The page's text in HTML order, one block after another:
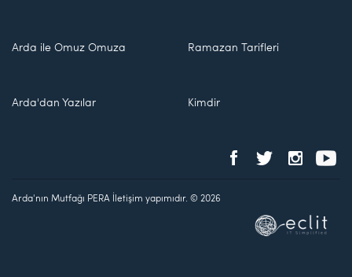
Arda ile Omuz Omuza Ramazan Tarifleri
Arda'dan Yazılar Kimdir
Arda'nın Mutfağı PERA İletişim yapımıdır. © 2026